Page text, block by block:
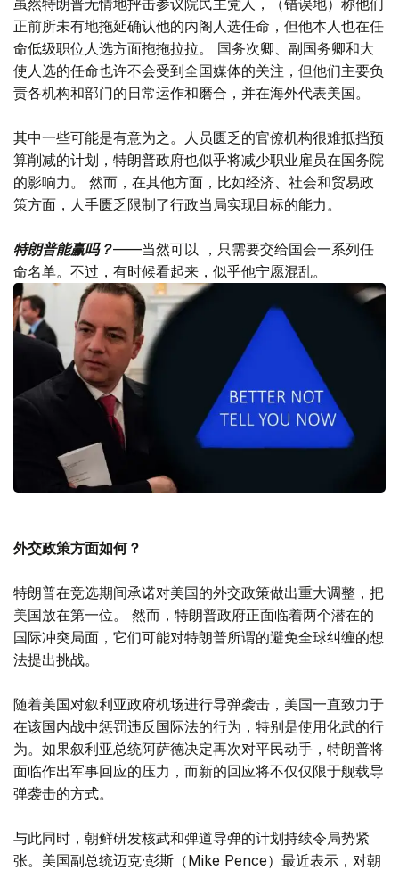
正前所未有地拖延确认他的内阁人选任命，但他本人也在任
命低级职位人选方面拖拖拉拉。 国务次卿、副国务卿和大
使人选的任命也许不会受到全国媒体的关注，但他们主要负
责各机构和部门的日常运作和磨合，并在海外代表美国。
其中一些可能是有意为之。人员匮乏的官僚机构很难抵挡预
算削减的计划，特朗普政府也似乎将减少职业雇员在国务院
的影响力。 然而，在其他方面，比如经济、社会和贸易政
策方面，人手匮乏限制了行政当局实现目标的能力。
特朗普能赢吗？——当然可以 ，只需要交给国会一系列任
命名单。不过，有时候看起来，似乎他宁愿混乱。
外交政策方面如何？
特朗普在竞选期间承诺对美国的外交政策做出重大调整，把
美国放在第一位。 然而，特朗普政府正面临着两个潜在的
国际冲突局面，它们可能对特朗普所谓的避免全球纠缠的想
法提出挑战。
随着美国对叙利亚政府机场进行导弹袭击，美国一直致力于
在该国内战中惩罚违反国际法的行为，特别是使用化武的行
为。如果叙利亚总统阿萨德决定再次对平民动手，特朗普将
面临作出军事回应的压力，而新的回应将不仅仅限于舰载导
弹袭击的方式。
与此同时，朝鲜研发核武和弹道导弹的计划持续令局势紧
张。美国副总统迈克·彭斯（Mike Pence）最近表示，对朝